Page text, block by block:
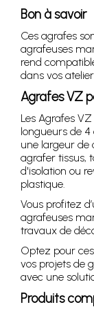
Bon à savoir
Ces agrafes
agrafeuses
rend
dans vos
Agrafes VZ
Les Agrafes
longueurs de 4
une largeur de
agrafer tissus,
d'isolation ou
plastique.
Vous profitez
agrafeuses
travaux de
Optez pour
vos projets de
avec une
Produits